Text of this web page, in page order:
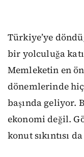
Türkiye’ye
bir yolculuğa
Memleketin en
dönemlerinde
başında geliyor.
ekonomi değil.
konut sıkıntısı